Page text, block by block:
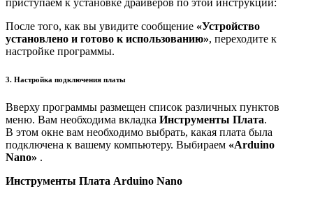
приступаем к установке драйверов по этой инструкции:
После того, как вы увидите сообщение «Устройство
установлено и готово к использованию», переходите к
настройке программы.
3. Настройка подключения платы
Вверху программы размещен список различных пунктов
меню. Вам необходима вкладка Инструменты Плата.
В этом окне вам необходимо выбрать, какая плата была
подключена к вашему компьютеру. Выбираем «Arduino
Nano» .
Инструменты Плата Arduino Nano